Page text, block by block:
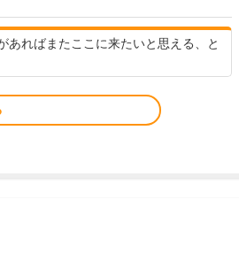
あればまたここに来たいと思える、と